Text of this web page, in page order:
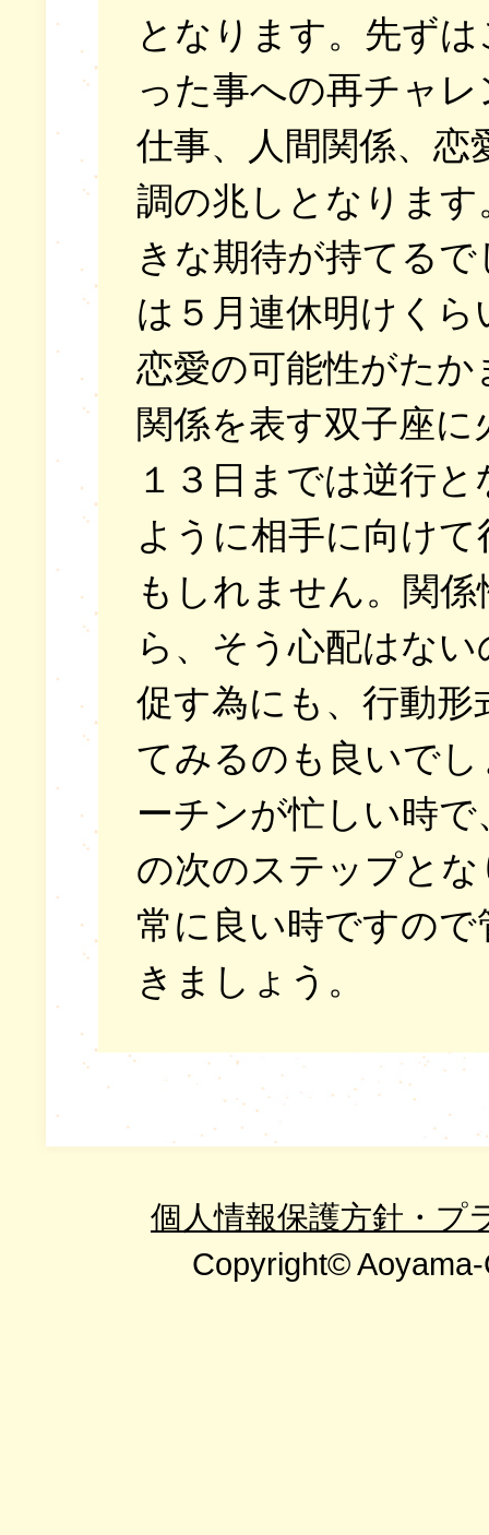
となります。先ず
った事への再チャ
仕事、人間関係、
調の兆しとなりま
きな期待が持てる
は５月連休明けく
恋愛の可能性がた
関係を表す双子座
１３日までは逆行
ように相手に向け
もしれません。関
ら、そう心配はな
促す為にも、行動
てみるのも良いで
ーチンが忙しい時
の次のステップと
常に良い時ですの
きましょう。
個人情報保護方針・プ
Copyright©